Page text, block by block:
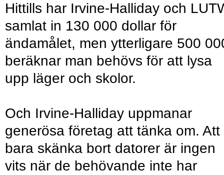
Hittills har Irvine-Halliday och
samlat in 130 000 dollar för
ändamålet, men ytterligare 500
beräknar man behövs för att lysa
upp läger och skolor.
Och Irvine-Halliday uppmanar
generösa företag att tänka om. Att
bara skänka bort datorer är ingen
vits när de behövande inte har